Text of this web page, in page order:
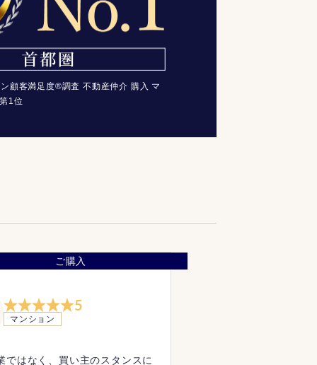
顧客満足度®調査 不動産仲介 購入 マ
1位
ご購入
5
マンション
ではなく、買い主のスタンスに